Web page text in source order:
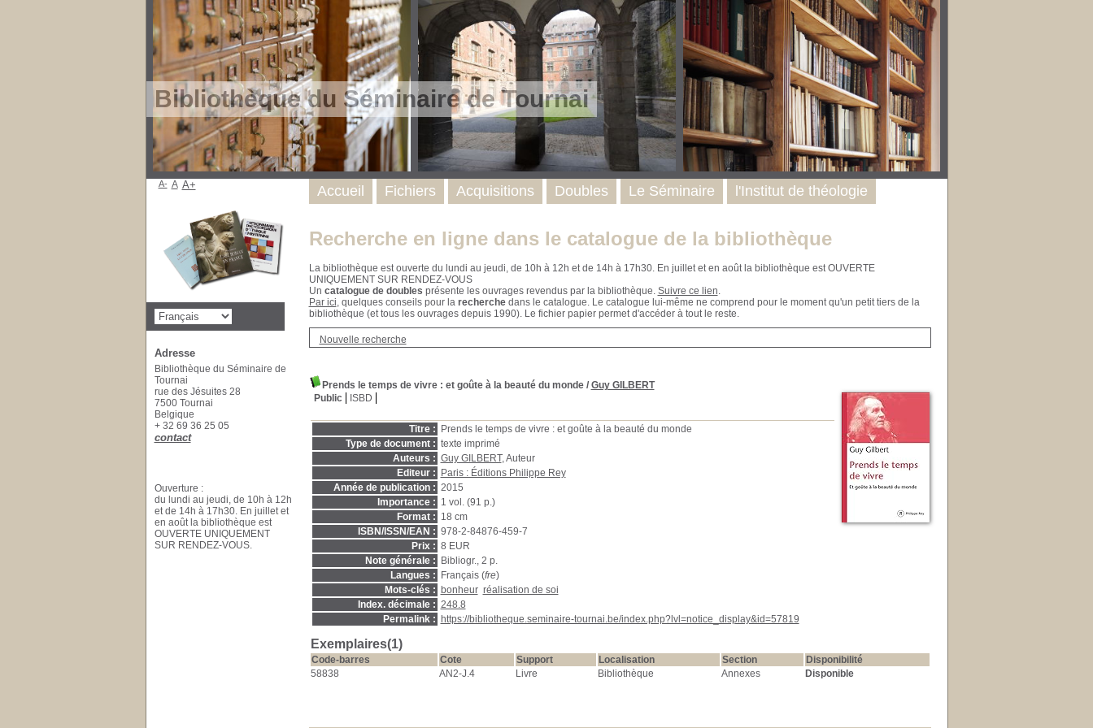
Bibliothèque du Séminaire de Tournai
Recherche en ligne dans le catalogue de la bibliothèque
La bibliothèque est ouverte du lundi au jeudi, de 10h à 12h et de 14h à 17h30. En juillet et en août la bibliothèque est OUVERTE
UNIQUEMENT SUR RENDEZ-VOUS
Un catalogue de doubles présente les ouvrages revendus par la bibliothèque. Suivre ce lien.
Par ici, quelques conseils pour la recherchedans le catalogue. Le catalogue lui-même ne comprend pour le moment qu'un petit tiers de la
bibliothèque (et tous les ouvrages depuis 1990). Le fichier papier permet d'accéder à tout le reste.
Nouvelle recherche
Prends le temps de vivre: et goûte à la beauté du monde/ Guy GILBERT
Public
ISBD
Titre :
Prends le temps de vivre : et goûte à la beauté du monde
Type de document : texte imprimé
Auteurs : Guy GILBERT, Auteur
Editeur :
Paris : Éditions Philippe Rey
Année de publication : 2015
Importance : 1 vol. (91 p.)
Format : 18 cm
ISBN/ISSN/EAN : 978-2-84876-459-7
Prix : 8 EUR
Note générale :
Bibliogr., 2 p.
Langues :
Français (fre)
Mots-clés : bonheur réalisation de soi
Index. décimale : 248.8
Permalink :
https://bibliotheque.seminaire-tournai.be/index.php?lvl=notice_display&id=57819
Exemplaires(1)
Code-barres Cote Support Localisation Section
Disponibilité
58838
AN2-J.4 Livre Bibliothèque Annexes Disponible
Accueil Fichiers Acquisitions Doubles Le Séminaire l'Institut de théologie
A- A A+
Adresse
Bibliothèque du Séminaire de
Tournai
rue des Jésuites 28
7500 Tournai
Belgique
+ 32 69 36 25 05
contact
Ouverture :
du lundi au jeudi, de 10h à 12h
et de 14h à 17h30. En juillet et
en août la bibliothèque est
OUVERTE UNIQUEMENT
SUR RENDEZ-VOUS.